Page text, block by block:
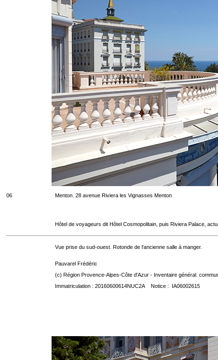
06 Menton. 28 avenue Riviera les Vignasses Menton
Hôtel de voyageurs dit Hôtel Cosmopolitain, puis Riviera Palace,
Vue prise du sud-ouest. Rotonde de l'ancienne salle à manger.
Pauvarel Frédéric
(c) Région Provence-Alpes-Côte d'Azur - Inventaire général.
Immatriculation : 20160600614NUC2A Notice : IA06002615